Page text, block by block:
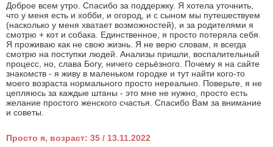
Доброе всем утро. Спасибо за поддержку. Я хотела уточнить,
что у меня есть и хобби, и огород, и с сыном мы путешествуем
(насколько у меня хватает возможностей), и за родителями я
смотрю + кот и собака. Единственное, я просто потеряла себя.
Я проживаю как не свою жизнь. Я не верю словам, я всегда
смотрю на поступки людей. Анализы пришли, воспалительный
процесс, но, слава Богу, ничего серьёзного. Почему я на сайте
знакомств - я живу в маленьком городке и тут найти кого-то
моего возраста нормального просто нереально. Поверьте, я не
цепляюсь за каждые штаны - это мне не нужно, просто есть
желание простого женского счастья. Спасибо Вам за внимание
и советы.
Просто я, возраст: 35 / 13.11.2022